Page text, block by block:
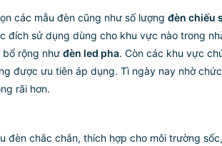
các mẫu đèn cũng như số lượng đèn chiếu
đích sử dụng dùng cho khu vực nào trong
bổ rộng như đèn led pha. Còn các khu vực
được ưu tiên áp dụng. Tì ngày nay nhờ
rãi hơn.
đèn chắc chắn, thích hợp cho môi trường